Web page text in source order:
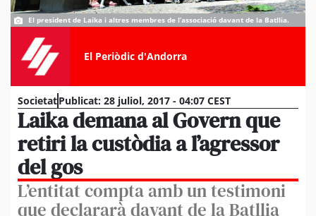
El president de Laika i altres membres de l’associació davant de la Batllia.
El Periòdic d'Andorra
SocietatPublicat: 28 juliol, 2017 - 04:07 CEST
Laika demana al Govern que
retiri la custòdia a l’agressor
del gos
L’entitat compta amb un testimoni
que declararà davant de la Batllia